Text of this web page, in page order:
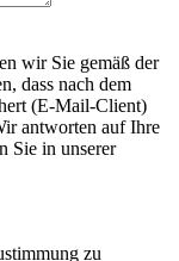
wir Sie gemäß der
dass nach dem
(E-Mail-Client)
antworten auf Ihre
Sie in unserer
zu